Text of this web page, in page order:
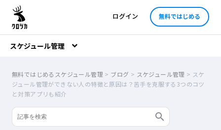
ログイン 無料ではじめる
スケジュール管理
無料ではじめるスケジュール管理 > ブログ > スケジュール管理 > スケ
ジュール管理ができない人の特徴と原因は？苦手を克服する3つのコツ
と対策アプリも紹介